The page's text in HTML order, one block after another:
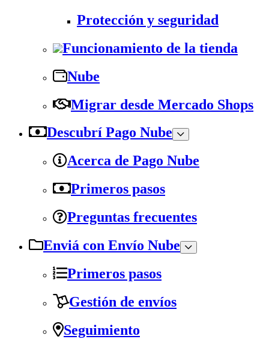
Protección y seguridad
Funcionamiento de la tienda
Nube
Migrar desde Mercado Shops
Descubrí Pago Nube
Acerca de Pago Nube
Primeros pasos
Preguntas frecuentes
Enviá con Envío Nube
Primeros pasos
Gestión de envíos
Seguimiento